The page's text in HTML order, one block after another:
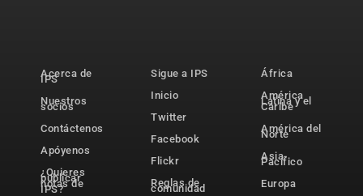
Acerca de
IPS
Nuestros
socios
Contáctenos
Apóyenos
¿Quieres
publicar
notas de
IPS?
Sigue a IPS
Inicio
Twitter
Facebook
Flickr
Reglas de
comunidad
África
América
Latina y el
Caribe
América del
Norte
Asia-
Pacífico
Europa